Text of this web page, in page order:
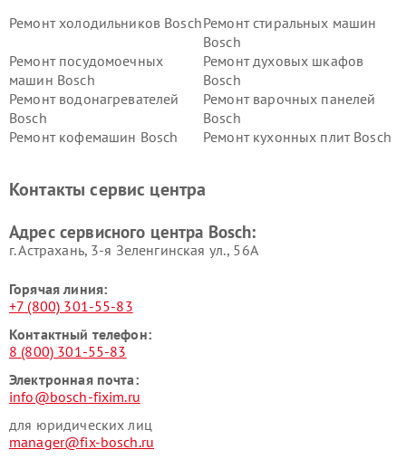
Ремонт холодильников BoschРемонт стиральных машин
Bosch
Ремонт посудомоечных
машин Bosch
Ремонт духовых шкафов
Bosch
Ремонт водонагревателей
Bosch
Ремонт варочных панелей
Bosch
Ремонт кофемашин Bosch
Ремонт кухонных плит Bosch
Ремонт сушильных автоматовРемонт морозильных камер
Контакты сервис центра
Адрес сервисного центра Bosch:
г. Астрахань, 3-я Зеленгинская ул., 56А
Горячая линия:
+7 (800) 301-55-83
Контактный телефон:
8 (800) 301-55-83
Электронная почта:
info@bosch-fixim.ru
для юридических лиц
manager@fix-bosch.ru